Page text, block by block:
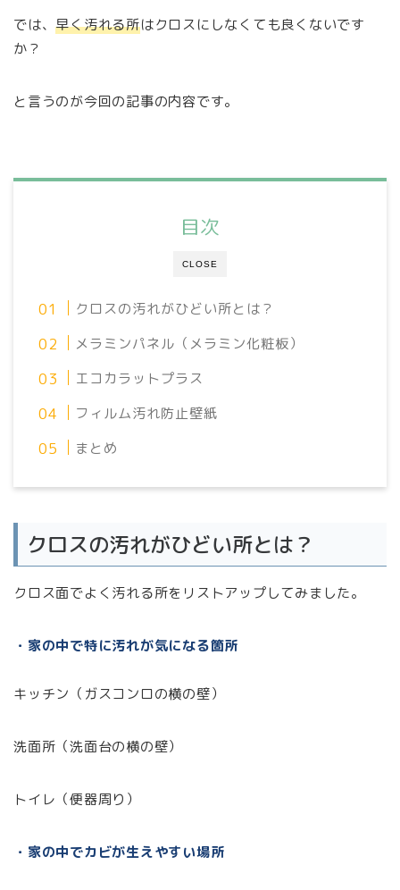
では、早く汚れる所はクロスにしなくても良くないです
か？
と言うのが今回の記事の内容です。
CLOSE
目次
クロスの汚れがひどい所とは？
メラミンパネル（メラミン化粧板）
エコカラットプラス
フィルム汚れ防止壁紙
まとめ
クロスの汚れがひどい所とは？
クロス面でよく汚れる所をリストアップしてみました。
・家の中で特に汚れが気になる箇所
キッチン（ガスコンロの横の壁）
洗面所（洗面台の横の壁）
トイレ（便器周り）
・家の中でカビが生えやすい場所